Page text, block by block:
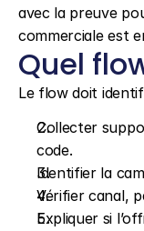
avec la preuve
commerciale est
Quel
Le flow doit
Collecter
code.
Identifier la
Vérifier canal,
Expliquer si